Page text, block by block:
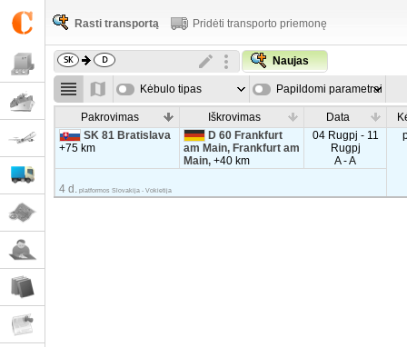
Rasti transportą Pridėti transporto priemonę
Naujas
Kėbulo tipas Papildomi parametrai
Pakrovimas Iškrovimas Data
SK 81 Bratislava
+75 km
D 60 Frankfurt
am Main, Frankfurt am
Main,+40 km
04 Rugpj - 11
Rugpj
A - A
4 d. platformos Slovakija - Vokietija